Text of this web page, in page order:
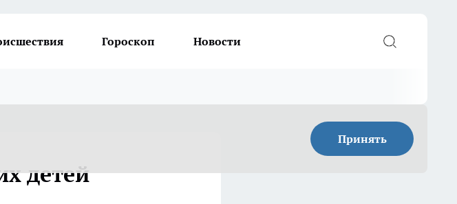
Гороскоп Новости
Принять
детей